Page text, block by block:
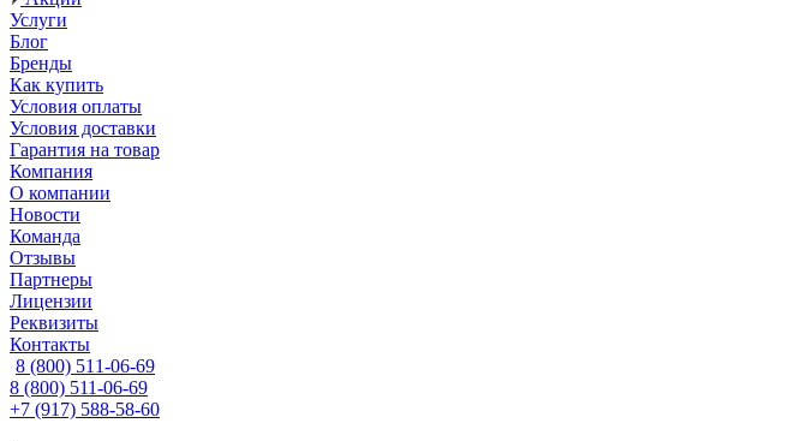
Услуги
Блог
Бренды
Как купить
Условия оплаты
Условия доставки
Гарантия на товар
Компания
О компании
Новости
Команда
Отзывы
Партнеры
Лицензии
Реквизиты
Контакты
8 (800) 511-06-69
8 (800) 511-06-69
+7 (917) 588-58-60